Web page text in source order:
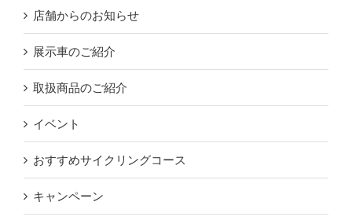
店舗からのお知らせ
展示車のご紹介
取扱商品のご紹介
イベント
おすすめサイクリングコース
キャンペーン